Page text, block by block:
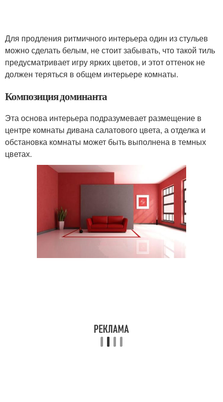
Для продления ритмичного интерьера один из стульев
можно сделать белым, не стоит забывать, что такой тиль
предусматривает игру ярких цветов, и этот оттенок не
должен теряться в общем интерьере комнаты.
Композиция доминанта
Эта основа интерьера подразумевает размещение в
центре комнаты дивана салатового цвета, а отделка и
обстановка комнаты может быть выполнена в темных
цветах.